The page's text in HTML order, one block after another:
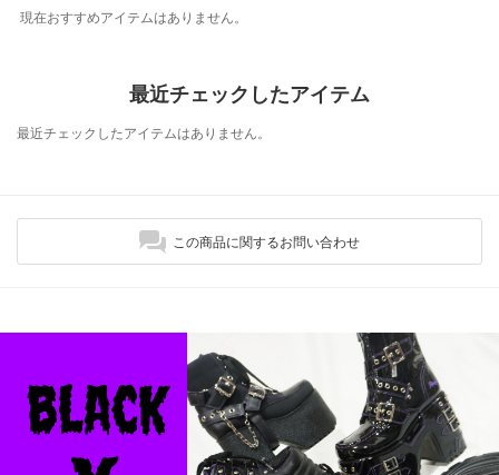
現在おすすめアイテムはありません。
最近チェックしたアイテム
最近チェックしたアイテムはありません。
この商品に関するお問い合わせ